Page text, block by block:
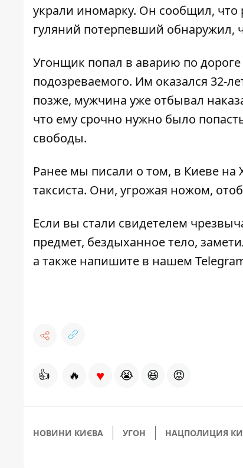
украли иномарку. Он сообщил,
гуляний потерпевший обнаружил,
Угонщик попал в аварию по
подозреваемого. Им оказался 32-
позже, мужчина уже отбывал
что ему срочно нужно было
свободы.
Ранее мы писали о том, в Киеве на
таксиста. Они, угрожая ножом,
Если вы стали свидетелем
предмет, бездыханное тело,
а также напишите в нашем
👍 🔥 ♥ 😭 😆 😡
НОВИНИ КИЄВА УГОН НАЦПОЛИЦИЯ